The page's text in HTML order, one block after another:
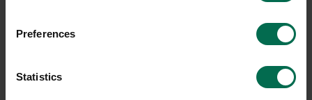
Preferences
Statistics
3200 kr
Konferensstol AAC123 Soft